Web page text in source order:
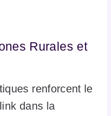
Rurales et
renforcent le
dans la